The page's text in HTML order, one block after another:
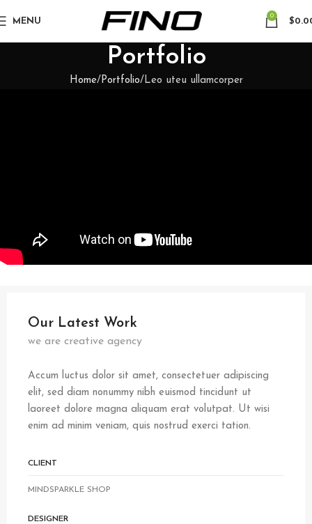
MENU
0
$
Portfolio
Home Portfolio Leo uteu ullamcorper
Our Latest Work
we are creative agency
Accum luctus dolor sit amet, consectetuer adipiscing
elit, sed diam nonummy nibh euismod tincidunt ut
laoreet dolore magna aliquam erat volutpat. Ut wisi
enim ad minim veniam, quis nostrud exerci tation.
CLIENT
MINDSPARKLE SHOP
DESIGNER